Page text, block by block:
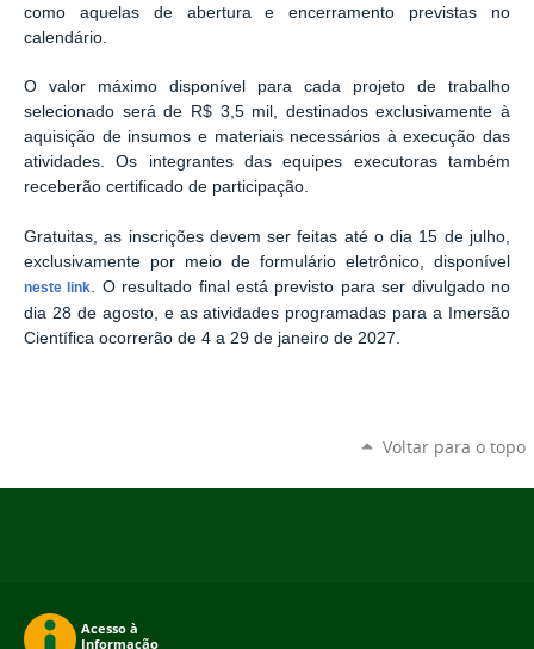
como aquelas de abertura e encerramento previstas no
calendário.
O valor máximo disponível para cada projeto de trabalho
selecionado será de R$ 3,5 mil, destinados exclusivamente à
aquisição de insumos e materiais necessários à execução das
atividades. Os integrantes das equipes executoras também
receberão certificado de participação.
Gratuitas, as inscrições devem ser feitas até o dia 15 de julho,
exclusivamente por meio de formulário eletrônico, disponível
neste link . O resultado final está previsto para ser divulgado no
dia 28 de agosto, e as atividades programadas para a Imersão
Científica ocorrerão de 4 a 29 de janeiro de 2027.
Voltar para o topo